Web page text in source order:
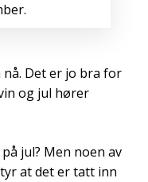
Det er jo bra for
og jul hører
jul? Men noen av
at det er tatt inn